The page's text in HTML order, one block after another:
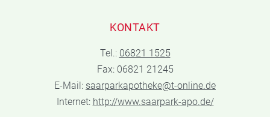
KONTAKT
Tel.: 06821 1525
Fax: 06821 21245
E-Mail: saarparkapotheke@t-online.de
Internet: http://www.saarpark-apo.de/